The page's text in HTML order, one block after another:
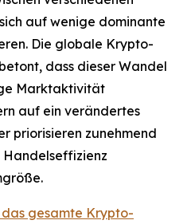
auf wenige dominante
Die globale Krypto-
betont, dass dieser Wandel
Marktaktivität
auf ein verändertes
priorisieren zunehmend
gesamte Krypto-